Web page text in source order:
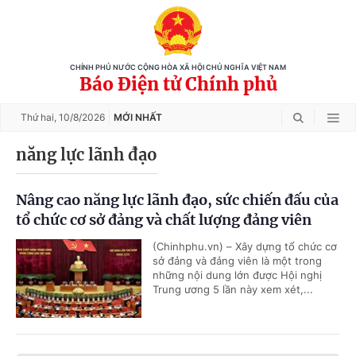
CHÍNH PHỦ NƯỚC CỘNG HÒA XÃ HỘI CHỦ NGHĨA VIỆT NAM
Báo Điện tử Chính phủ
Thứ hai, 10/8/2026 MỚI NHẤT
năng lực lãnh đạo
Nâng cao năng lực lãnh đạo, sức chiến đấu của
tổ chức cơ sở đảng và chất lượng đảng viên
(Chinhphu.vn) – Xây dựng tổ chức cơ
sở đảng và đảng viên là một trong
những nội dung lớn được Hội nghị
Trung ương 5 lần này xem xét,...